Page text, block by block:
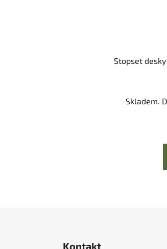
Stopset
Skladem.
Kontakt